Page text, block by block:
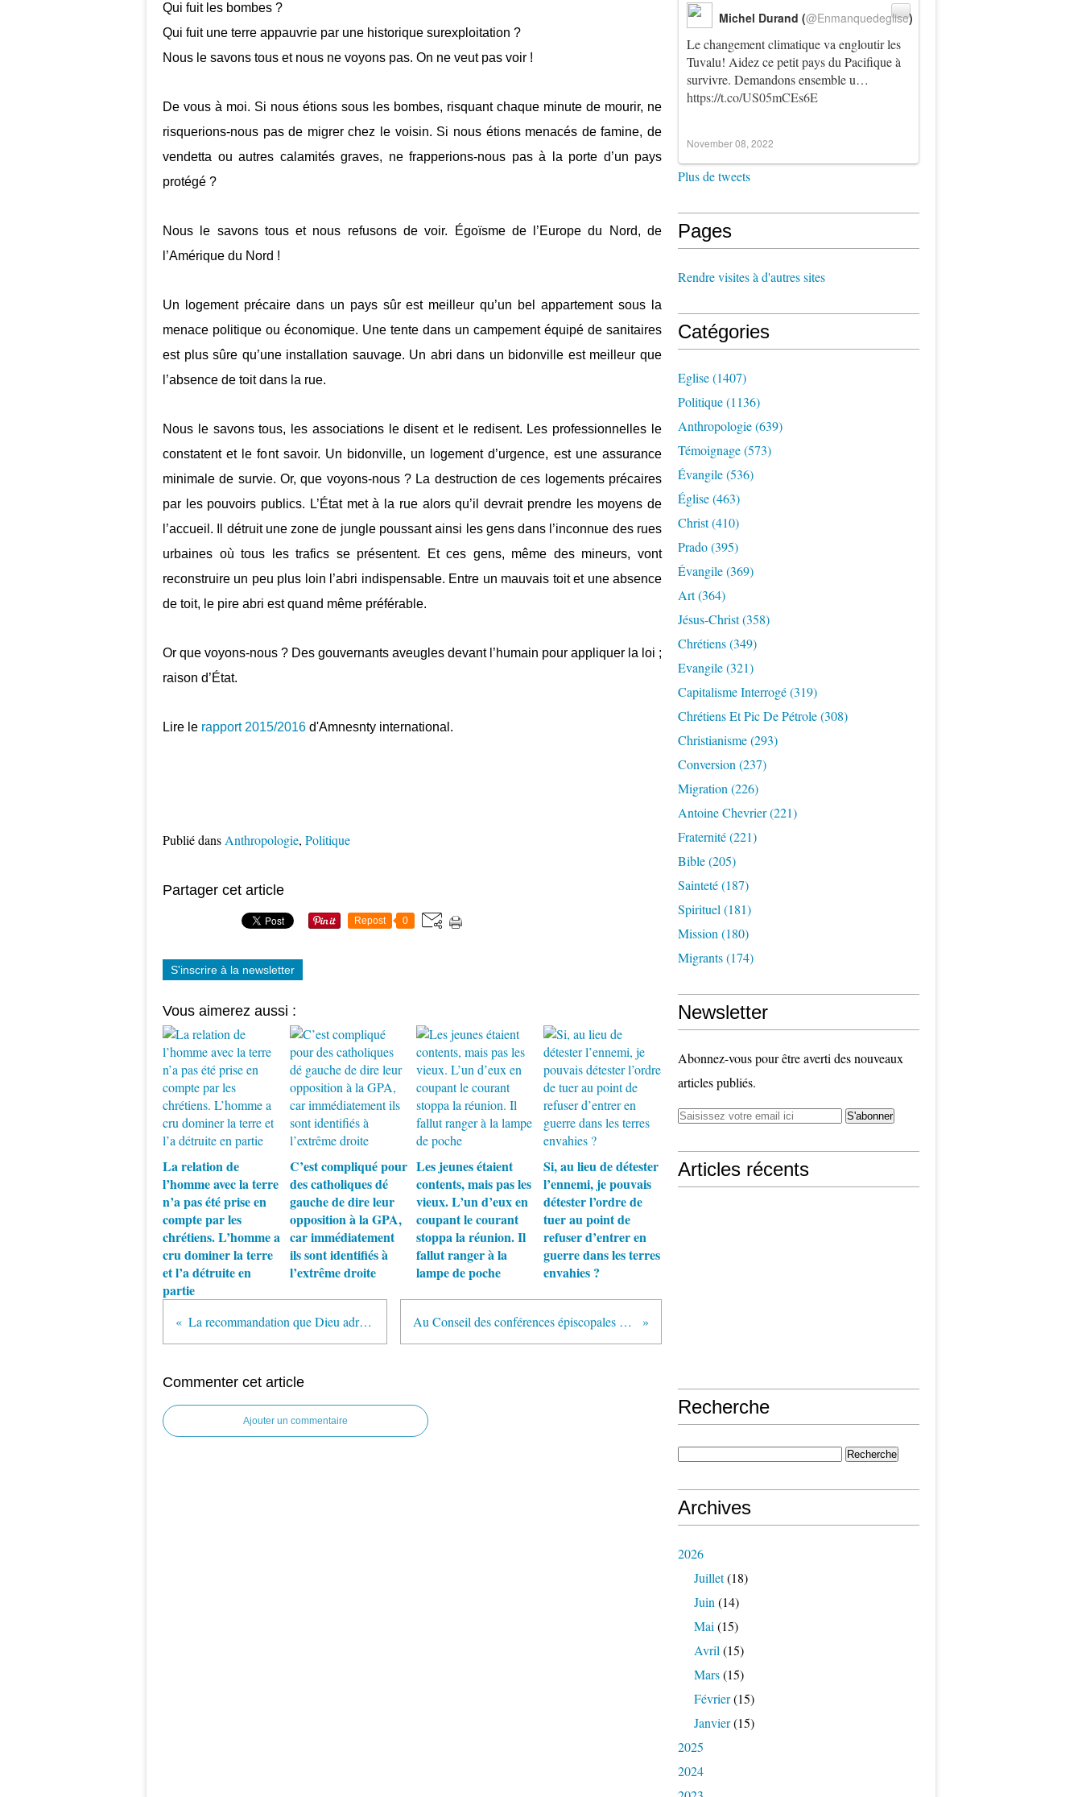
Qui fuit les bombes ?
Qui fuit une terre appauvrie par une historique surexploitation ?
Nous le savons tous et nous ne voyons pas. On ne veut pas voir !
De vous à moi. Si nous étions sous les bombes, risquant chaque minute de mourir, ne
risquerions-nous pas de migrer chez le voisin. Si nous étions menacés de famine, de
vendetta ou autres calamités graves, ne frapperions-nous pas à la porte d’un pays
protégé ?
Nous le savons tous et nous refusons de voir. Égoïsme de l’Europe du Nord, de
l’Amérique du Nord !
Un logement précaire dans un pays sûr est meilleur qu’un bel appartement sous la
menace politique ou économique. Une tente dans un campement équipé de sanitaires
est plus sûre qu’une installation sauvage. Un abri dans un bidonville est meilleur que
l’absence de toit dans la rue.
Nous le savons tous, les associations le disent et le redisent. Les professionnelles le
constatent et le font savoir. Un bidonville, un logement d’urgence, est une assurance
minimale de survie. Or, que voyons-nous ? La destruction de ces logements précaires
par les pouvoirs publics. L’État met à la rue alors qu’il devrait prendre les moyens de
l’accueil. Il détruit une zone de jungle poussant ainsi les gens dans l’inconnue des rues
urbaines où tous les trafics se présentent. Et ces gens, même des mineurs, vont
reconstruire un peu plus loin l’abri indispensable. Entre un mauvais toit et une absence
de toit, le pire abri est quand même préférable.
Or que voyons-nous ? Des gouvernants aveugles devant l’humain pour appliquer la loi ;
raison d’État.
Lire le rapport 2015/2016 d'Amnesnty international.
Publié dans Anthropologie, Politique
Partager cet article
Repost 0
S'inscrire à la newsletter
Vous aimerez aussi :
La relation de
l’homme avec la terre
n’a pas été prise en
compte par les
chrétiens. L’homme a
cru dominer la terre
et l’a détruite en
partie
C’est compliqué pour
des catholiques dé
gauche de dire leur
opposition à la GPA,
car immédiatement
ils sont identifiés à
l’extrême droite
Les jeunes étaient
contents, mais pas les
vieux. L’un d’eux en
coupant le courant
stoppa la réunion. Il
fallut ranger à la
lampe de poche
Si, au lieu de détester
l’ennemi, je pouvais
détester l’ordre de
tuer au point de
refuser d’entrer en
guerre dans les terres
envahies ?
La recommandation que Dieu adresse aux apôtres est valable pour nous aujourd’hui : écoutons le Christ qui nous parle Au Conseil des conférences épiscopales d’Europe, on évoque le boycott d’une réunion commune avec la Comece sur la question des migrants
Commenter cet article
Ajouter un commentaire
Le changement climatique va engloutir les
Tuvalu! Aidez ce petit pays du Pacifique à
survivre. Demandons ensemble u…
https://t.co/US05mCEs6E
Michel Durand (@Enmanquedeglise)
November 08, 2022
Plus de tweets
Pages
Rendre visites à d'autres sites
Catégories
Eglise(1407)
Politique(1136)
Anthropologie(639)
Témoignage(573)
Évangile(536)
Église(463)
Christ(410)
Prado(395)
Évangile(369)
Art(364)
Jésus-Christ(358)
Chrétiens(349)
Evangile(321)
Capitalisme Interrogé(319)
Chrétiens Et Pic De Pétrole(308)
Christianisme(293)
Conversion (237)
Migration (226)
Antoine Chevrier(221)
Fraternité(221)
Bible(205)
Sainteté(187)
Spirituel (181)
Mission (180)
Migrants(174)
Newsletter
Abonnez-vous pour être averti des nouveaux
articles publiés.
Articles récents
Recherche
Archives
2026
Juillet(18)
Juin (14)
Mai (15)
Avril (15)
Mars(15)
Février(15)
Janvier(15)
2025
2024